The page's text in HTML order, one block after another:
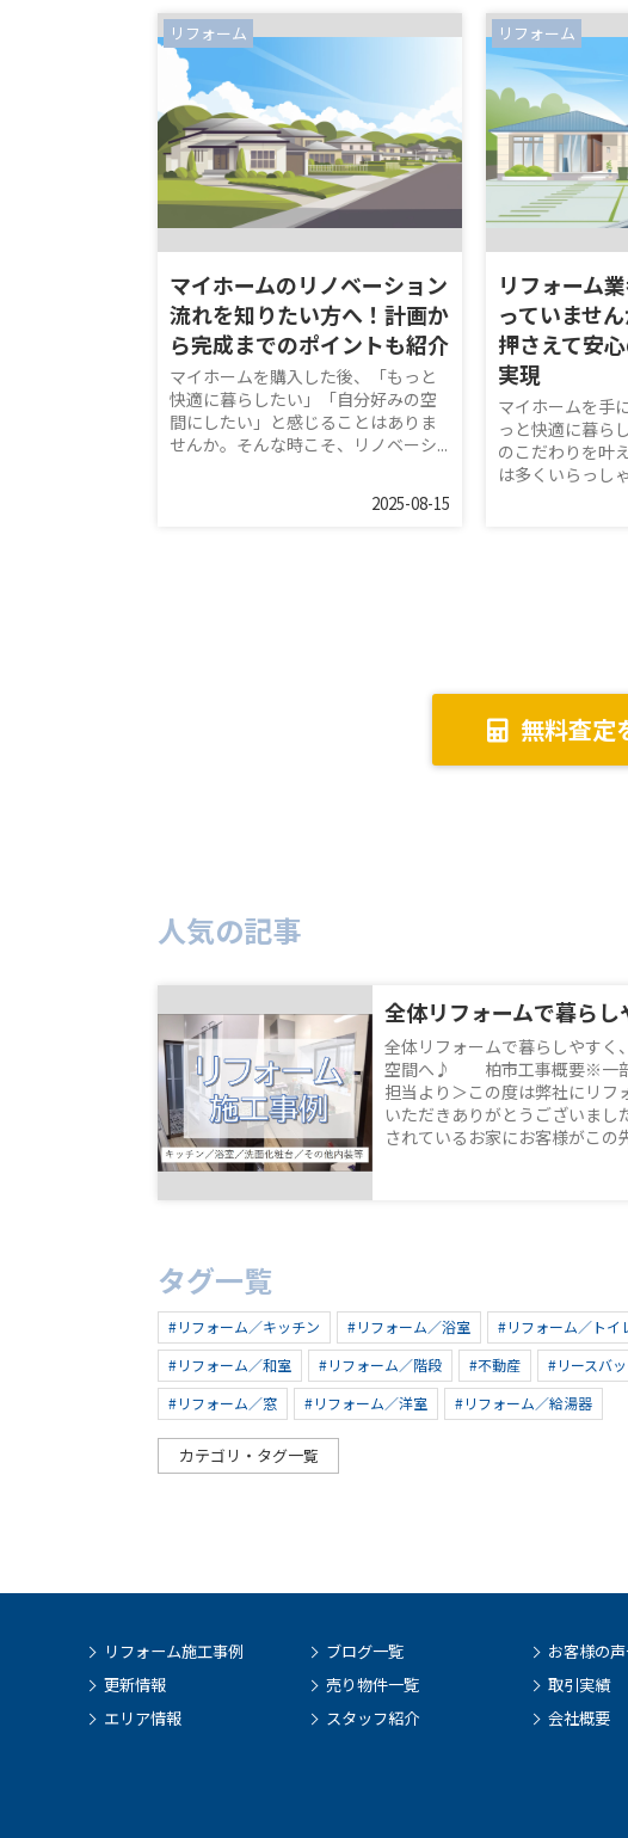
リフォーム
マイホームのリノベーション
流れを知りたい方へ！計画か
ら完成までのポイントも紹介
マイホームを購入した後、「もっと
快適に暮らしたい」「自分好みの空
間にしたい」と感じることはありま
せんか。そんな時こそ、リノベーシ...
2025-08-15
リフォーム
リフォーム
っていませ
押さえて安
実現
マイホームを手
っと快適に暮ら
のこだわりを叶
は多くいらっし
無料査定
人気の記事
全体リフォームで暮らしやすく
空間へ♪ 柏市工事概要※一
担当より＞この度は弊社にリフ
いただきありがとうございまし
されているお家にお客様がこの
タグ一覧
#リフォーム／キッチン #リフォーム／浴室 #リフォーム／トイ
#リフォーム／和室
#リフォーム／階段 #不動産 #リースバ
#リフォーム／窓
#リフォーム／洋室 #リフォーム／給湯器
カテゴリ・タグ一覧
リフォーム施工事例
更新情報
エリア情報
ブログ一覧
売り物件一覧
スタッフ紹介
お客様の
取引実績
会社概要